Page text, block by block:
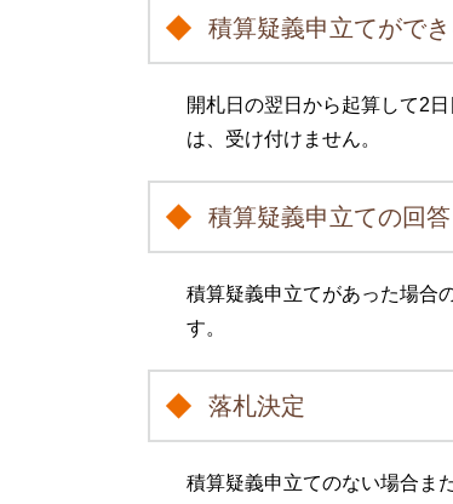
積算疑義申立てがで
開札日の翌日から起算して2
は、受け付けません。
積算疑義申立ての回答
積算疑義申立てがあった場合
す。
落札決定
積算疑義申立てのない場合ま